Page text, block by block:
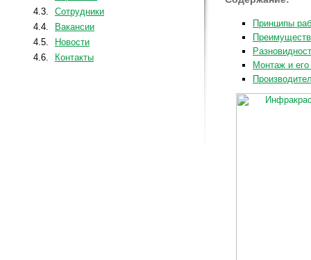
4.3.
Сотрудники
4.4.
Вакансии
4.5.
Новости
4.6.
Контакты
Принципы
Монтаж и его